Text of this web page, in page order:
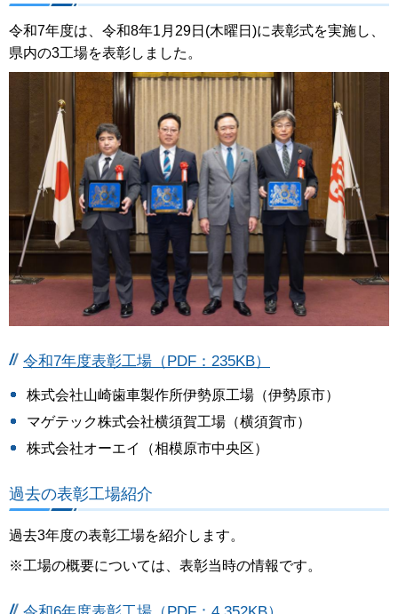
令和7年度は、令和8年1月29日(木曜日)に表彰式を実施し、
県内の3工場を表彰しました。
令和7年度表彰工場（PDF：235KB）
株式会社山崎歯車製作所伊勢原工場（伊勢原市）
マゲテック株式会社横須賀工場（横須賀市）
株式会社オーエイ（相模原市中央区）
過去の表彰工場紹介
過去3年度の表彰工場を紹介します。
※工場の概要については、表彰当時の情報です。